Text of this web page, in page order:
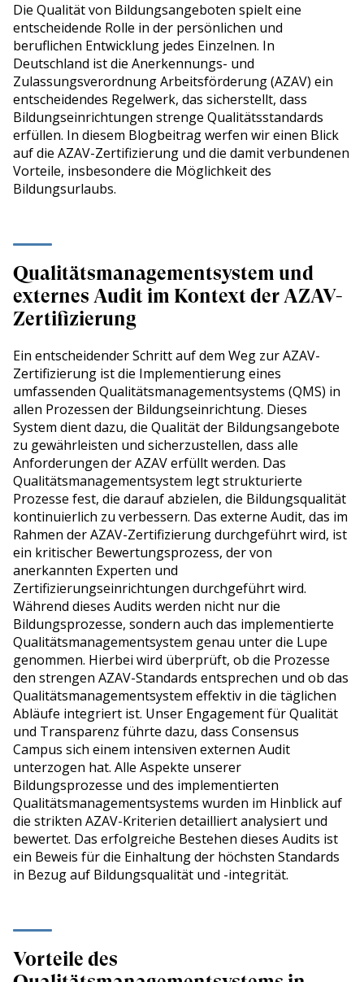
Die Qualität von Bildungsangeboten spielt eine
entscheidende Rolle in der persönlichen und
beruflichen Entwicklung jedes Einzelnen. In
Deutschland ist die Anerkennungs- und
Zulassungsverordnung Arbeitsförderung (AZAV) ein
entscheidendes Regelwerk, das sicherstellt, dass
Bildungseinrichtungen strenge Qualitätsstandards
erfüllen. In diesem Blogbeitrag werfen wir einen Blick
auf die AZAV-Zertifizierung und die damit verbundenen
Vorteile, insbesondere die Möglichkeit des
Bildungsurlaubs.
Qualitätsmanagementsystem und
externes Audit im Kontext der AZAV-
Zertifizierung
Ein entscheidender Schritt auf dem Weg zur AZAV-
Zertifizierung ist die Implementierung eines
umfassenden Qualitätsmanagementsystems (QMS) in
allen Prozessen der Bildungseinrichtung. Dieses
System dient dazu, die Qualität der Bildungsangebote
zu gewährleisten und sicherzustellen, dass alle
Anforderungen der AZAV erfüllt werden. Das
Qualitätsmanagementsystem legt strukturierte
Prozesse fest, die darauf abzielen, die Bildungsqualität
kontinuierlich zu verbessern. Das externe Audit, das im
Rahmen der AZAV-Zertifizierung durchgeführt wird, ist
ein kritischer Bewertungsprozess, der von
anerkannten Experten und
Zertifizierungseinrichtungen durchgeführt wird.
Während dieses Audits werden nicht nur die
Bildungsprozesse, sondern auch das implementierte
Qualitätsmanagementsystem genau unter die Lupe
genommen. Hierbei wird überprüft, ob die Prozesse
den strengen AZAV-Standards entsprechen und ob das
Qualitätsmanagementsystem effektiv in die täglichen
Abläufe integriert ist. Unser Engagement für Qualität
und Transparenz führte dazu, dass Consensus
Campus sich einem intensiven externen Audit
unterzogen hat. Alle Aspekte unserer
Bildungsprozesse und des implementierten
Qualitätsmanagementsystems wurden im Hinblick auf
die strikten AZAV-Kriterien detailliert analysiert und
bewertet. Das erfolgreiche Bestehen dieses Audits ist
ein Beweis für die Einhaltung der höchsten Standards
in Bezug auf Bildungsqualität und -integrität.
Vorteile des